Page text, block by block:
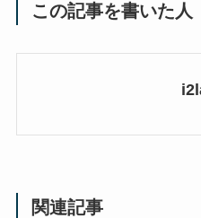
この記事を書いた人
関連記事